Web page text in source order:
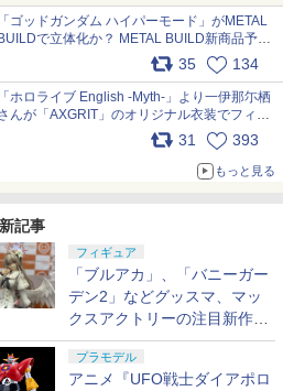
nszPIDTpbg
ゴッドガンダム ハイパーモード」がMETAL
で立体化か？ METAL BUILD新商品予告
が公開 pic.x.com/HIcLLIM3ar35 134
ホロライブ English -Myth-」より一伊那尓栖
んが「AXGRIT」のオリジナル衣装でフィギ
ュア化 pic.x.com/YMGhdIAzNa
31 393
もっと見る
記事
フィギュア
「ブルアカ」、「バニーガー
デン2」などグッスマ、マッ
クスアクトリーの注目新作フ
ィギュアが展示【ホビーメー
カー合同展示会】
プラモデル
アニメ『UFO戦士ダイアポロ